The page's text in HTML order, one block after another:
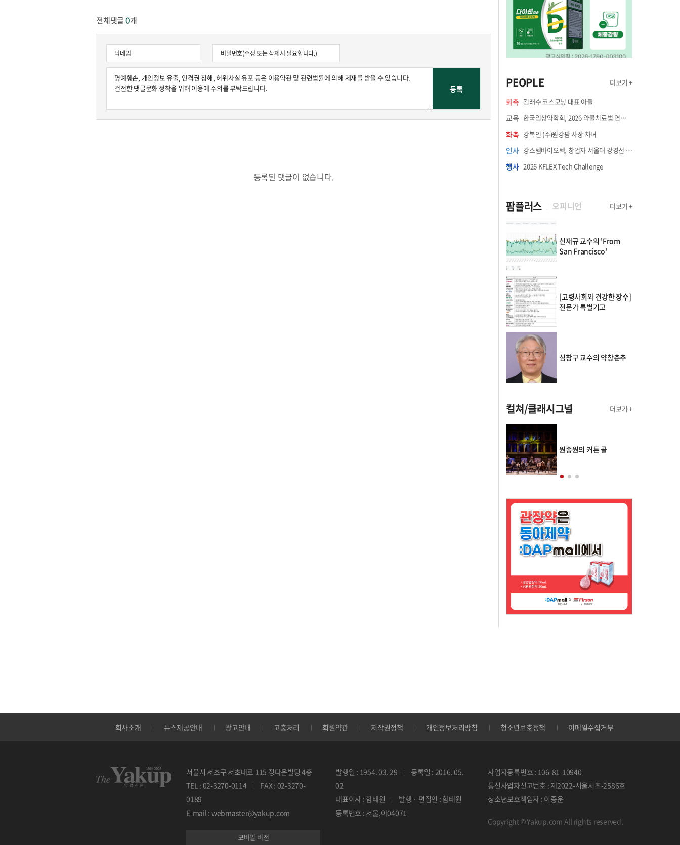
전체댓글0개
등록된 댓글이 없습니다.
PEOPLE 더보기 +
화촉 김래수 코스모닝 대표 아들
교육 한국임상약학회, 2026 약물치료법 연수강좌 8월 21일 개최
화촉 강복인 (주)원강팜 사장 차녀
인사 강스템바이오텍, 창업자 서울대 강경선 교수 최고과학책임자 선임
행사 2026 KFLEX Tech Challenge
팜플러스 오피니언 더보기 +
신재규 교수의 'From
San Francisco'
[고령사회와 건강한 장수]
전문가 특별기고
심창구 교수의 약창춘추
컬쳐/클래시그널 더보기 +
원종원의 커튼 콜
회사소개 뉴스제공안내 광고안내 고충처리 회원약관 저작권정책 개인정보처리방침 청소년보호정책 이메일수집거부
서울시 서초구 서초대로 115 정다운빌딩 4층
TEL : 02-3270-0114
FAX : 02-3270-
0189
E-mail : webmaster@yakup.com
모바일 버전
발행일 : 1954. 03. 29
등록일 : 2016. 05.
02
대표이사 : 함태원
발행 · 편집인 : 함태원
등록번호 : 서울,아04071
사업자등록번호 : 106-81-10940
통신사업자신고번호 : 제2022-서울서초-2586호
청소년보호책임자 : 이종운
Copyright © Yakup.com All rights reserved.